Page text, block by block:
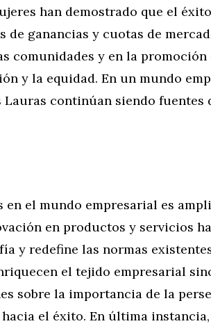
han demostrado que el
de ganancias y cuotas de
comunidades y en la promoción
y la equidad. En un mundo
Lauras continúan siendo fuentes
en el mundo empresarial es
en productos y servicios
y redefine las normas
el tejido empresarial
sobre la importancia de la
el éxito. En última